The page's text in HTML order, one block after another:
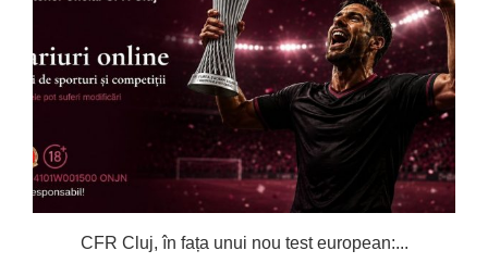
CFR Cluj, în fața unui nou test european:...